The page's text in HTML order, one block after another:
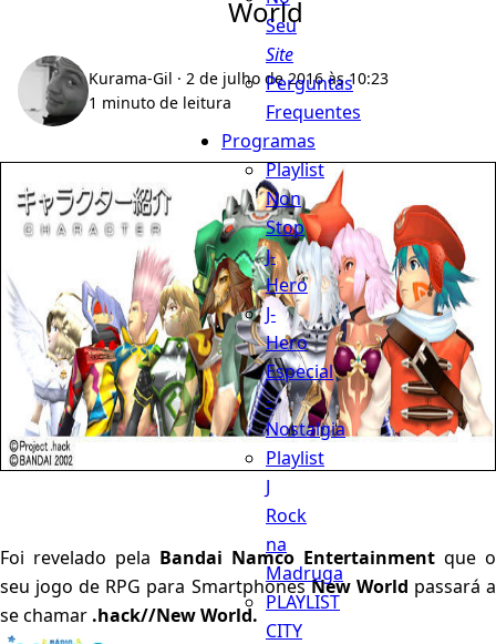
Seu
Site
Perguntas
Frequentes
Programas
Playlist
Non
Stop
J-
Hero
J-
Hero
Especial
-
Nostalgia
Playlist
J
Rock
na
Madruga
PLAYLIST
CITY
World
Kurama-Gil · 2 de julho de 2016 às 10:23
1 minuto de leitura
Foi revelado pela Bandai Namco Entertainment que o
seu jogo de RPG para SmartphonesNew World passará a
se chamar .hack//New World.